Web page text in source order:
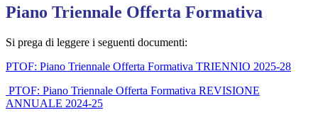
Piano Triennale Offerta Formativa
Si prega di leggere i seguenti documenti:
PTOF: Piano Triennale Offerta Formativa TRIENNIO 2025-28
PTOF: Piano Triennale Offerta Formativa REVISIONE
ANNUALE 2024-25